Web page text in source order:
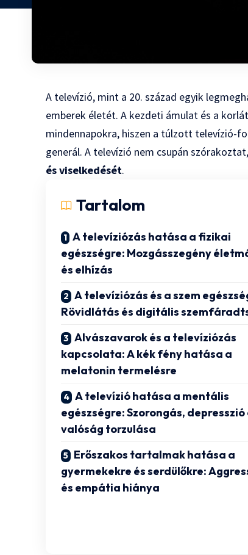
A televízió, mint a 20. század egyik
emberek életét. A kezdeti ámulat és a
mindennapokra, hiszen a túlzott televízió-
generál. A televízió nem csupán
és viselkedését.
Tartalom
A televíziózás hatása a fizikai
egészségre: Mozgásszegény
és elhízás
A televíziózás és a szem
Rövidlátás és digitális
Alvászavarok és a televíziózás
kapcsolata: A kék fény hatása a
melatonin termelésre
A televízió hatása a mentális
egészségre: Szorongás, depresszió
valóság torzulása
Erőszakos tartalmak hatása a
gyermekekre és serdülőkre:
és empátia hiánya